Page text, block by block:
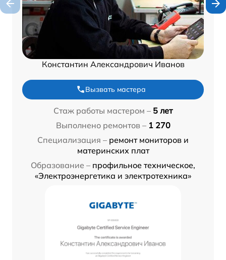
Константин Александрович Иванов
Вызвать мастера
Стаж работы мастером – 5 лет
Выполнено ремонтов – 1 270
Специализация – ремонт мониторов и
материнских плат
Образование – профильное техническое,
«Электроэнергетика и электротехника»